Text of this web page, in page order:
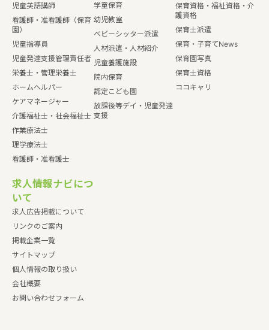
児童英語講師
看護師・准看護師（保育
園）
児童指導員
児童発達支援管理責任者
栄養士・管理栄養士
ホームヘルパー
ケアマネージャー
介護福祉士・社会福祉士
作業療法士
理学療法士
看護師・准看護士
学童保育
幼児教室
ベビーシッター派遣
人材派遣・人材紹介
児童養護施設
院内保育
認定こども園
放課後等デイ・児童発達
支援
保育資格・福祉資格・介
護資格
保育士派遣
保育・子育てNews
保育園写真
保育士資格
ココキャリ
求人情報ナビにつ
いて
求人広告掲載について
リンクのご案内
掲載企業一覧
サイトマップ
個人情報の取り扱い
会社概要
お問い合わせフォーム